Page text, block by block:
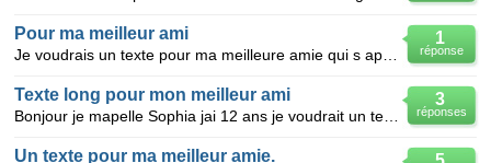
1
réponse
Pour ma meilleur ami
3
réponses
Texte long pour mon meilleur ami
Un texte pour ma meilleur amie.